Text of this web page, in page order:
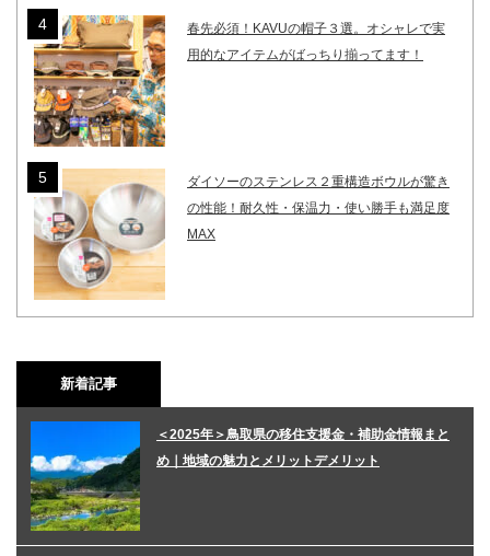
春先必須！KAVUの帽子３選。オシャレで実
用的なアイテムがばっちり揃ってます！
ダイソーのステンレス２重構造ボウルが驚き
の性能！耐久性・保温力・使い勝手も満足度
MAX
新着記事
＜2025年＞鳥取県の移住支援金・補助金情報まと
め｜地域の魅力とメリットデメリット